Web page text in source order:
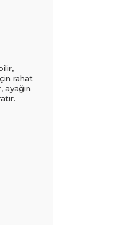
rahat
ayağın